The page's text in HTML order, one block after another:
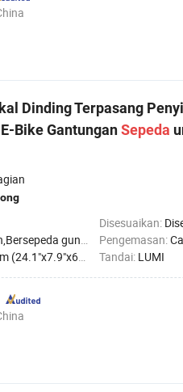
Dinding Terpasang
Bike GantunganSepeda
Disesuaikan:
gunung,Sepeda biasa Pengemasan:
Tandai: LUMI